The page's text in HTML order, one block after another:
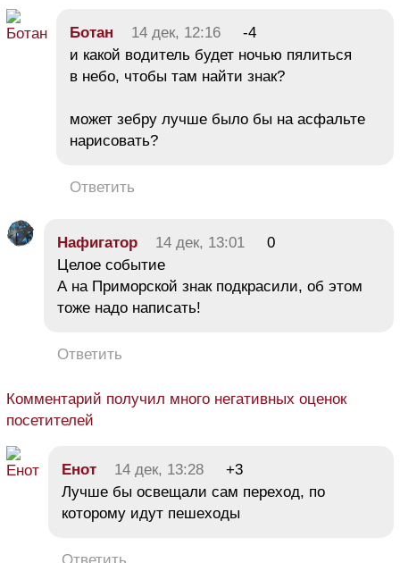
Ботан 14 дек, 12:16
-4
и какой водитель будет ночью пялиться
в небо, чтобы там найти знак?
может зебру лучше было бы на асфальте
нарисовать?
Ответить
Нафигатор 14 дек, 13:01
0
Целое событие
А на Приморской знак подкрасили, об этом
тоже надо написать!
Ответить
Комментарий получил много негативных оценок
посетителей
Енот 14 дек, 13:28
+3
Лучше бы освещали сам переход, по
которому идут пешеходы